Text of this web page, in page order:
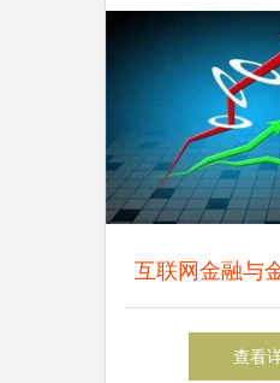
互联网金融与
差异与
查看